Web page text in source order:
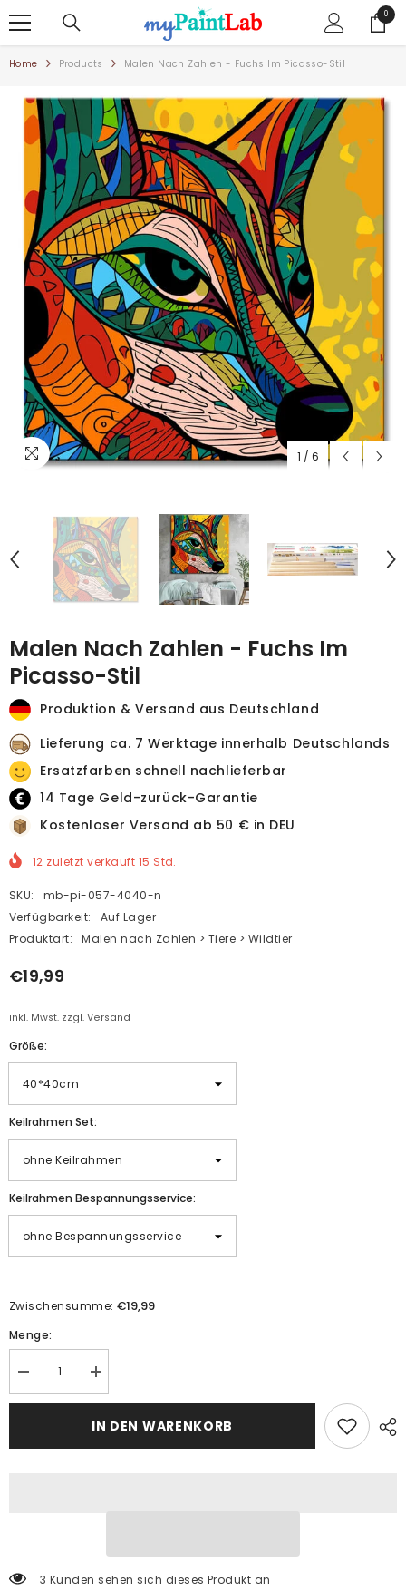
00
Artikel
Home Products Malen Nach Zahlen - Fuchs Im Picasso-Stil
1 / 6
Malen Nach Zahlen - Fuchs Im
Picasso-Stil
Produktion & Versand aus Deutschland
Lieferung ca. 7 Werktage innerhalb Deutschlands
Ersatzfarben schnell nachlieferbar
14 Tage Geld-zurück-Garantie
Kostenloser Versand ab 50 € in DEU
12 zuletzt verkauft 15 Std.
SKU:
mb-pi-057-4040-n
Verfügbarkeit:
Auf Lager
Produktart:
Malen nach Zahlen > Tiere > Wildtier
€19,99
inkl. Mwst. zzgl. Versand
Größe:
Keilrahmen Set:
Keilrahmen Bespannungsservice:
Zwischensumme:€19,99
Menge:
Menge
verringern
für
Menge
erhöhen
für
nach
IN DEN WARENKORB
3 Kunden sehen sich dieses Produkt an